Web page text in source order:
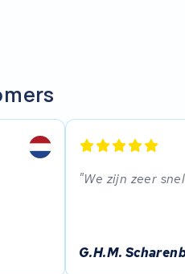
We zijn zeer
G.H.M.